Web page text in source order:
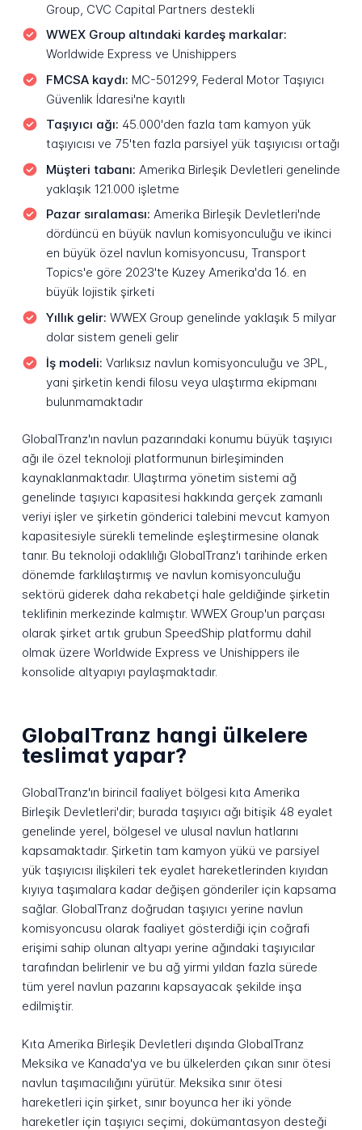
Group, CVC Capital Partners destekli
WWEX Group altındaki kardeş markalar:
Worldwide Express ve Unishippers
FMCSA kaydı: MC-501299, Federal Motor Taşıyıcı
Güvenlik İdaresi'ne kayıtlı
Taşıyıcı ağı: 45.000'den fazla tam kamyon yük
taşıyıcısı ve 75'ten fazla parsiyel yük taşıyıcısı ortağı
Müşteri tabanı: Amerika Birleşik Devletleri genelinde
yaklaşık 121.000 işletme
Pazar sıralaması: Amerika Birleşik Devletleri'nde
dördüncü en büyük navlun komisyonculuğu ve ikinci
en büyük özel navlun komisyoncusu, Transport
Topics'e göre 2023'te Kuzey Amerika'da 16. en
büyük lojistik şirketi
Yıllık gelir: WWEX Group genelinde yaklaşık 5 milyar
dolar sistem geneli gelir
İş modeli: Varlıksız navlun komisyonculuğu ve 3PL,
yani şirketin kendi filosu veya ulaştırma ekipmanı
bulunmamaktadır
GlobalTranz'ın navlun pazarındaki konumu büyük taşıyıcı
ağı ile özel teknoloji platformunun birleşiminden
kaynaklanmaktadır. Ulaştırma yönetim sistemi ağ
genelinde taşıyıcı kapasitesi hakkında gerçek zamanlı
veriyi işler ve şirketin gönderici talebini mevcut kamyon
kapasitesiyle sürekli temelinde eşleştirmesine olanak
tanır. Bu teknoloji odaklılığı GlobalTranz'ı tarihinde erken
dönemde farklılaştırmış ve navlun komisyonculuğu
sektörü giderek daha rekabetçi hale geldiğinde şirketin
teklifinin merkezinde kalmıştır. WWEX Group'un parçası
olarak şirket artık grubun SpeedShip platformu dahil
olmak üzere Worldwide Express ve Unishippers ile
konsolide altyapıyı paylaşmaktadır.
GlobalTranz hangi ülkelere
teslimat yapar?
GlobalTranz'ın birincil faaliyet bölgesi kıta Amerika
Birleşik Devletleri'dir; burada taşıyıcı ağı bitişik 48 eyalet
genelinde yerel, bölgesel ve ulusal navlun hatlarını
kapsamaktadır. Şirketin tam kamyon yükü ve parsiyel
yük taşıyıcısı ilişkileri tek eyalet hareketlerinden kıyıdan
kıyıya taşımalara kadar değişen gönderiler için kapsama
sağlar. GlobalTranz doğrudan taşıyıcı yerine navlun
komisyoncusu olarak faaliyet gösterdiği için coğrafi
erişimi sahip olunan altyapı yerine ağındaki taşıyıcılar
tarafından belirlenir ve bu ağ yirmi yıldan fazla sürede
tüm yerel navlun pazarını kapsayacak şekilde inşa
edilmiştir.
Kıta Amerika Birleşik Devletleri dışında GlobalTranz
Meksika ve Kanada'ya ve bu ülkelerden çıkan sınır ötesi
navlun taşımacılığını yürütür. Meksika sınır ötesi
hareketleri için şirket, sınır boyunca her iki yönde
hareketler için taşıyıcı seçimi, dokümantasyon desteği